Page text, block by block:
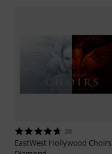
28
EastWest Hollywood Choirs